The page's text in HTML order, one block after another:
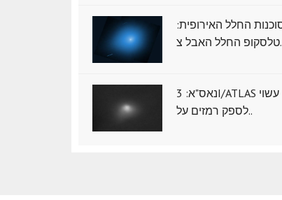
החלל האירופית:
האבל צ..
נאס"א: ‏3I/ATLAS עשוי
לספק רמזים על..